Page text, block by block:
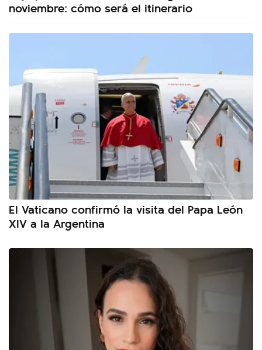
noviembre: cómo será el itinerario
El Vaticano confirmó la visita del Papa León
XIV a la Argentina